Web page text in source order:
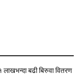
लाखभन्दा बढी बिरुवा वितरण